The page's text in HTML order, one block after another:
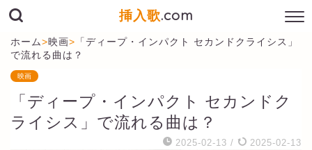
挿入歌.com
ホーム>映画> 「ディープ・インパクト セカンドクライシス」
で流れる曲は？
映画
「ディープ・インパクト セカンドク
ライシス」で流れる曲は？
2025-02-13 / 2025-02-13